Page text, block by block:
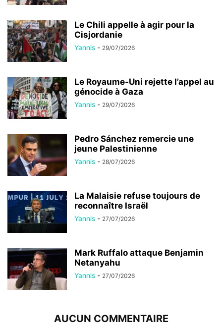
Le Chili appelle à agir pour la
Cisjordanie
Yannis - 29/07/2026
Le Royaume-Uni rejette l’appel au
génocide à Gaza
Yannis - 29/07/2026
Pedro Sánchez remercie une
jeune Palestinienne
Yannis - 28/07/2026
La Malaisie refuse toujours de
reconnaître Israël
Yannis - 27/07/2026
Mark Ruffalo attaque Benjamin
Netanyahu
Yannis - 27/07/2026
AUCUN COMMENTAIRE